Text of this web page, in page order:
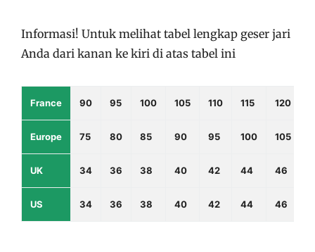
Informasi! Untuk melihat tabel lengkap geser jari
Anda dari kanan ke kiri di atas tabel ini
France 90 95 100 105 110 115 120
Europe 75 80 85 90 95 100 105
UK 34 36 38 40 42 44 46
US 34 36 38 40 42 44 46